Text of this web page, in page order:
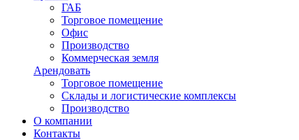
ГАБ
Торговое помещение
Офис
Производство
Коммерческая земля
Арендовать
Торговое помещение
Склады и логистические комплексы
Производство
О компании
Контакты